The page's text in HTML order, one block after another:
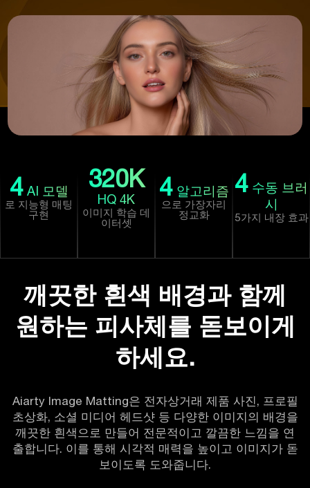
4 AI 모델
로 지능형 매팅
구현
320K
HQ 4K
이미지 학습 데
이터셋
4 알고리즘
으로 가장자리
정교화
4 수동 브러
시
5가지 내장 효과
깨끗한 흰색 배경과 함께
원하는 피사체를 돋보이게
하세요.
Aiarty Image Matting은 전자상거래 제품 사진, 프로필
초상화, 소셜 미디어 헤드샷 등 다양한 이미지의 배경을
깨끗한 흰색으로 만들어 전문적이고 깔끔한 느낌을 연
출합니다. 이를 통해 시각적 매력을 높이고 이미지가 돋
보이도록 도와줍니다.